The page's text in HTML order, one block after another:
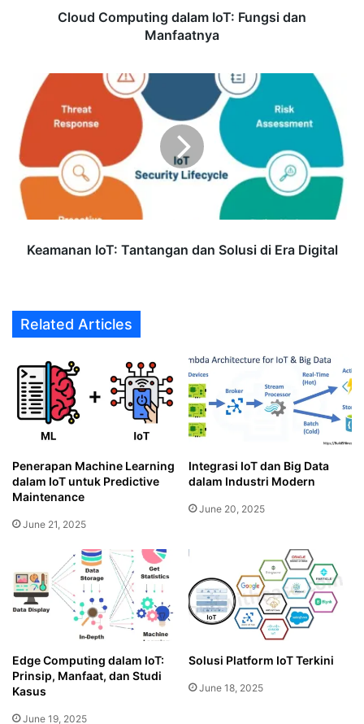
Cloud Computing dalam IoT: Fungsi dan
Manfaatnya
Keamanan
Tantangan
dan
Solusi
di
Era
Digital
Keamanan IoT: Tantangan dan Solusi di Era Digital
Related Articles
Penerapan Machine Learning
dalam IoT untuk Predictive
Maintenance
June 21, 2025
Integrasi IoT dan Big Data
dalam Industri Modern
June 20, 2025
Edge Computing dalam IoT:
Prinsip, Manfaat, dan Studi
Kasus
June 19, 2025
Solusi Platform IoT Terkini
June 18, 2025